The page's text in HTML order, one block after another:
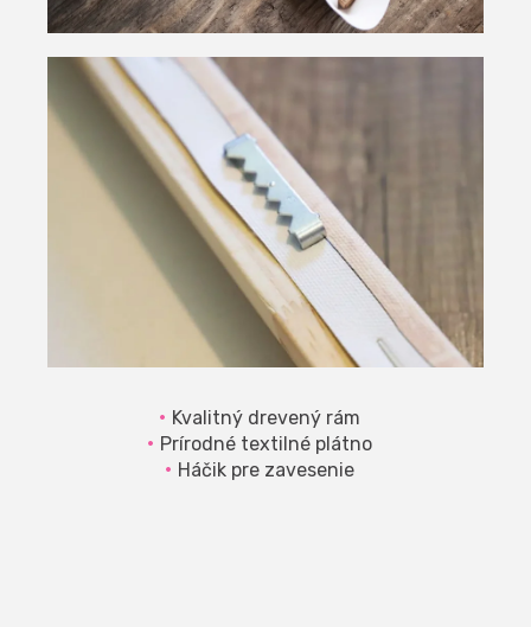
Kvalitný drevený rám
Prírodné textilné plátno
Háčik pre zavesenie